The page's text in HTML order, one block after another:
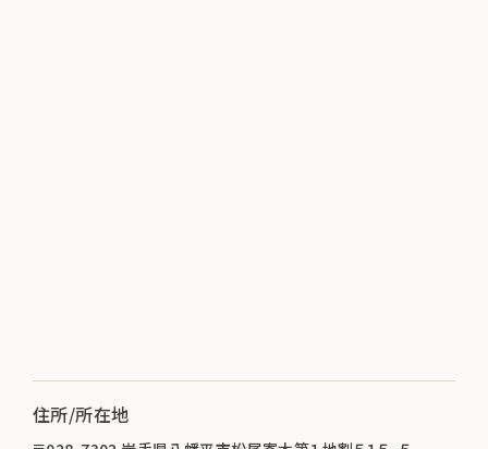
住所/所在地